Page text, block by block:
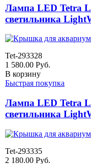
Лампа LED Tetra
светильника
Tet-293328
1 580.00 Руб.
В корзину
Быстрая покупка
Лампа LED Tetra
светильника
Tet-293335
2 180.00 Руб.